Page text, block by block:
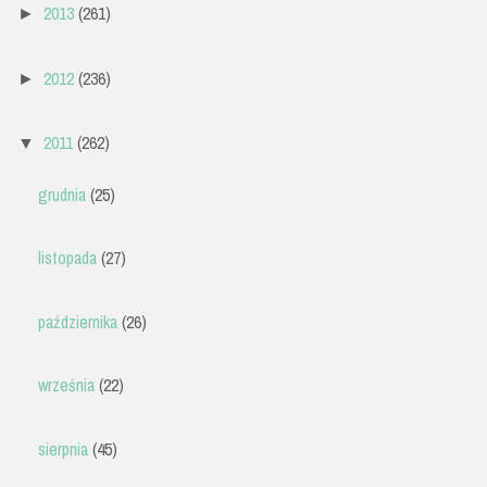
► 2013(261)
► 2012(236)
▼ 2011(262)
grudnia(25)
listopada(27)
października(26)
września(22)
sierpnia(45)